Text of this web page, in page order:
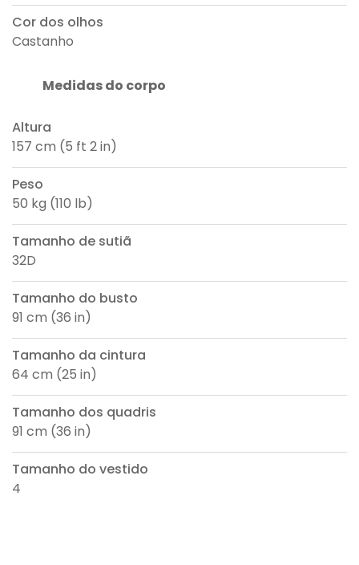
Cor dos olhos
Castanho
Medidas do corpo
Altura
157 cm (5 ft 2 in)
Peso
50 kg (110 lb)
Tamanho de sutiã
32D
Tamanho do busto
91 cm (36 in)
Tamanho da cintura
64 cm (25 in)
Tamanho dos quadris
91 cm (36 in)
Tamanho do vestido
4